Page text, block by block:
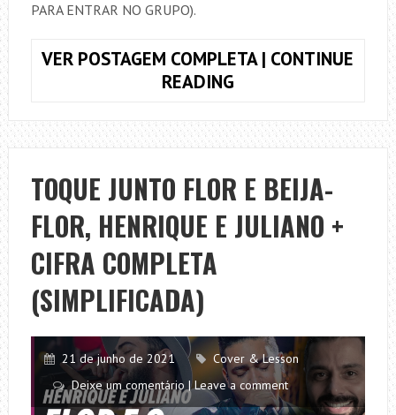
PARA ENTRAR NO GRUPO).
VER POSTAGEM COMPLETA | CONTINUE
READINGTOQUE
ACIMA
DO
SOL,
SKANK
(SIMPLIFICADA)
+
TOQUE JUNTO FLOR E BEIJA-
FLOR, HENRIQUE E JULIANO +
CIFRA COMPLETA
(SIMPLIFICADA)
21 de junho de 2021
Cover & Lesson
Deixe um comentário | Leave a comment